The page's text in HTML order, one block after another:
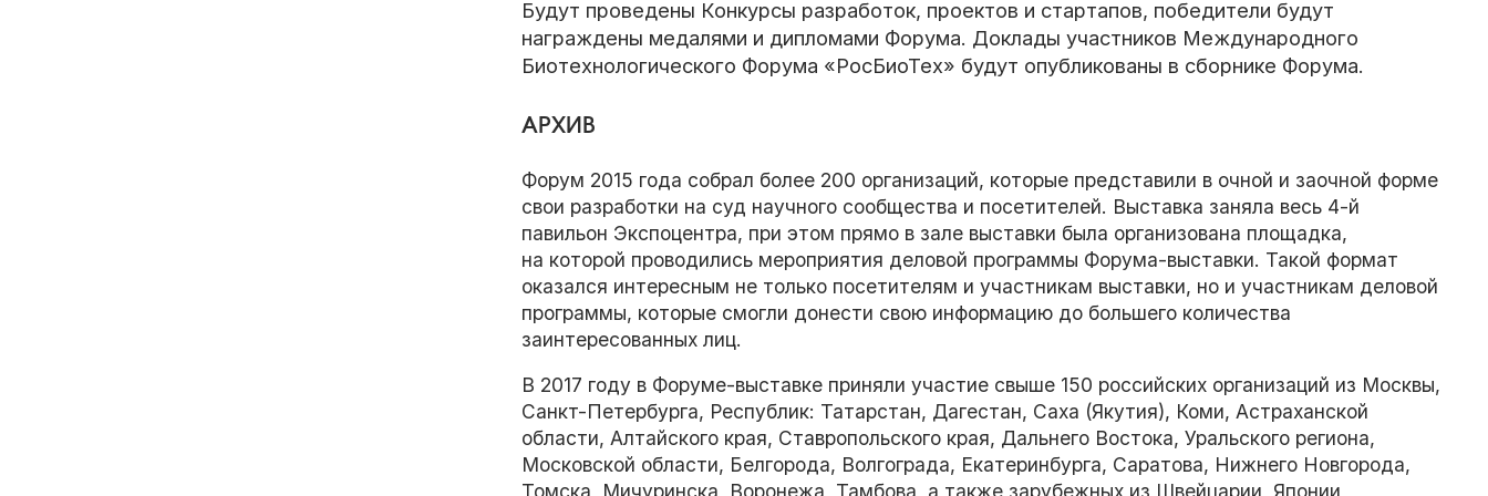
Будут проведены Конкурсы разработок, проектов и стартапов, победители будут
награждены медалями и дипломами Форума. Доклады участников Международного
Биотехнологического Форума «РосБиоТех» будут опубликованы в сборнике Форума.
АРХИВ
Форум 2015 года собрал более 200 организаций, которые представили в очной и заочной форме
свои разработки на суд научного сообщества и посетителей. Выставка заняла весь 4-й
павильон Экспоцентра, при этом прямо в зале выставки была организована площадка,
на которой проводились мероприятия деловой программы Форума-выставки. Такой формат
оказался интересным не только посетителям и участникам выставки, но и участникам деловой
программы, которые смогли донести свою информацию до большего количества
заинтересованных лиц.
В 2017 году в Форуме-выставке приняли участие свыше 150 российских организаций из Москвы,
Санкт-Петербурга, Республик: Татарстан, Дагестан, Саха (Якутия), Коми, Астраханской
области, Алтайского края, Ставропольского края, Дальнего Востока, Уральского региона,
Московской области, Белгорода, Волгограда, Екатеринбурга, Саратова, Нижнего Новгорода,